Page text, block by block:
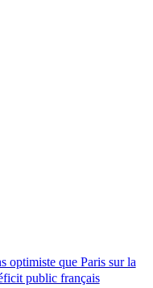
optimiste que Paris sur la
public français